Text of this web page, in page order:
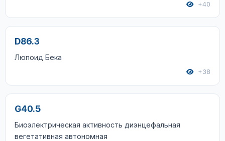
+40
D86.3
Люпоид Бека
+38
G40.5
Биоэлектрическая активность диэнцефальная
вегетативная автономная